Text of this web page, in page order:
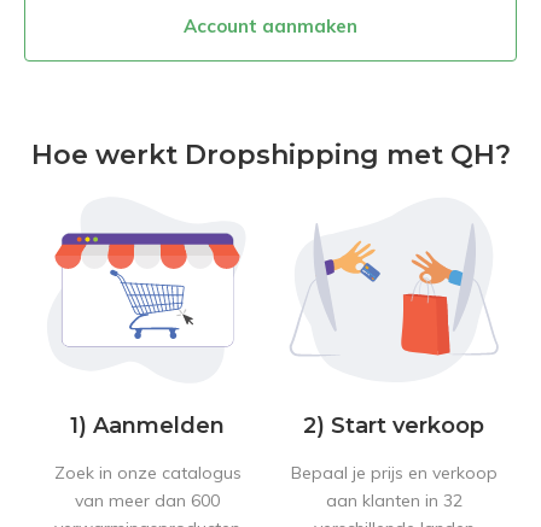
Account aanmaken
Hoe werkt Dropshipping met QH?
1) Aanmelden
Zoek in onze catalogus
van meer dan 600
2) Start verkoop
Bepaal je prijs en verkoop
aan klanten in 32